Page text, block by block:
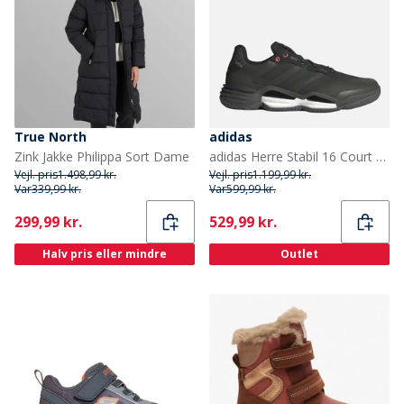
True North
Zink Jakke Philippa Sort Dame
Vejl. pris1.498,99 kr.
Var339,99 kr.
Current
299,99 kr.
Halv pris eller mindre
adidas
adidas Herre Stabil 16 Court Træningssko Shadow Olive/Core Black/Grey Six
Vejl. pris1.199,99 kr.
Var599,99 kr.
Current
529,99 kr.
Outlet